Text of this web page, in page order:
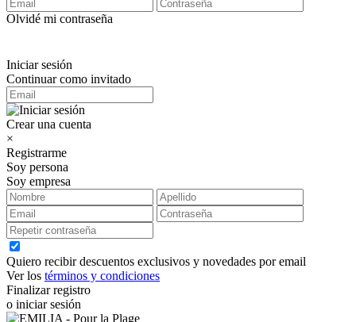
Olvidé mi contraseña
Iniciar sesión
Continuar como invitado
Crear una cuenta
×
Registrarme
Soy persona
Soy empresa
Quiero recibir descuentos exclusivos y novedades por email
Ver los términos y condiciones
Finalizar registro
o iniciar sesión